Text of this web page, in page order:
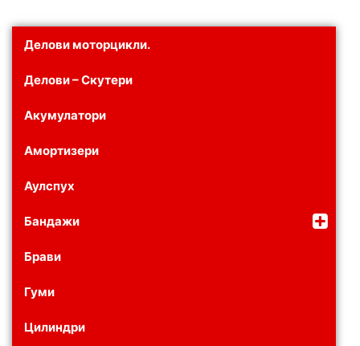
Делови моторцикли.
Делови – Скутери
Акумулатори
Амортизери
Аулспух
Бандажи
Брави
Гуми
Цилиндри